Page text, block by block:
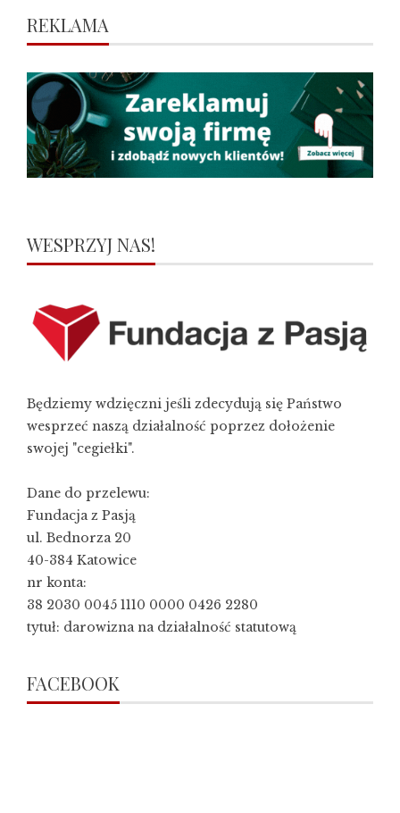
REKLAMA
WESPRZYJ NAS!
Będziemy wdzięczni jeśli zdecydują się Państwo
wesprzeć naszą działalność poprzez dołożenie
swojej "cegiełki".
Dane do przelewu:
Fundacja z Pasją
ul. Bednorza 20
40-384 Katowice
nr konta:
38 2030 0045 1110 0000 0426 2280
tytuł: darowizna na działalność statutową
FACEBOOK